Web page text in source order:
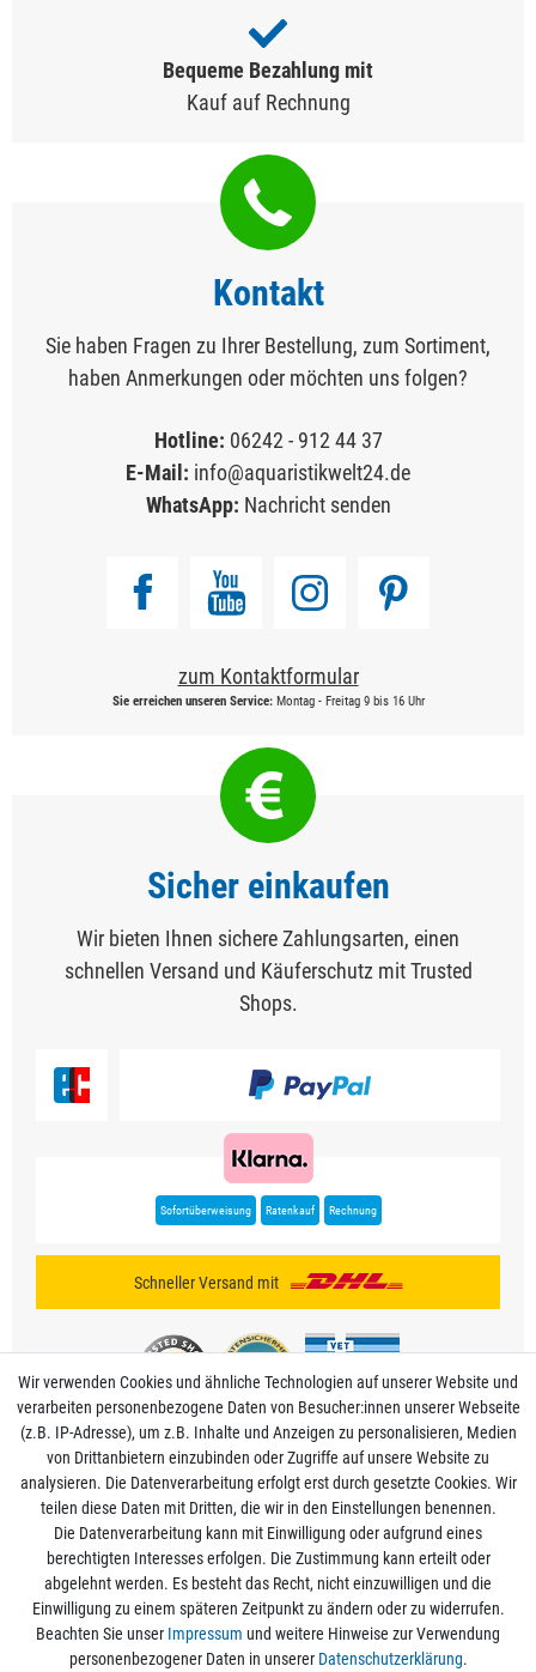
Bequeme Bezahlung mit
Kauf auf Rechnung
Kontakt
Sie haben Fragen zu Ihrer Bestellung, zum Sortiment,
haben Anmerkungen oder möchten uns folgen?
Hotline: 06242 - 912 44 37
E-Mail: info@aquaristikwelt24.de
WhatsApp: Nachricht senden
zum Kontaktformular
Sie erreichen unseren Service:Montag - Freitag 9 bis 16 Uhr
Sicher einkaufen
Wir bieten Ihnen sichere Zahlungsarten, einen
schnellen Versand und Käuferschutz mit Trusted
Shops.
Sofortüberweisung Ratenkauf Rechnung
Schneller Versand mit
Mein Konto
Informationen
Rechtliche Angaben
Wir verwenden Cookies und ähnliche Technologien auf unserer Website und
verarbeiten personenbezogene Daten von Besucher:innen unserer Webseite
(z.B. IP-Adresse), um z.B. Inhalte und Anzeigen zu personalisieren, Medien
von Drittanbietern einzubinden oder Zugriffe auf unsere Website zu
analysieren. Die Datenverarbeitung erfolgt erst durch gesetzte Cookies. Wir
teilen diese Daten mit Dritten, die wir in den Einstellungen benennen.
Die Datenverarbeitung kann mit Einwilligung oder aufgrund eines
berechtigten Interesses erfolgen. Die Zustimmung kann erteilt oder
abgelehnt werden. Es besteht das Recht, nicht einzuwilligen und die
Einwilligung zu einem späteren Zeitpunkt zu ändern oder zu widerrufen.
Beachten Sie unser Impressum und weitere Hinweise zur Verwendung
personenbezogener Daten in unserer Daten­schutz­erklärung.